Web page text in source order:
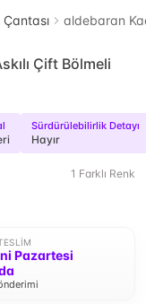
Çantası aldebaran
Çift Bölmeli
Sürdürülebilirlik Detayı
Hayır
1 Farklı Renk
Pazartesi